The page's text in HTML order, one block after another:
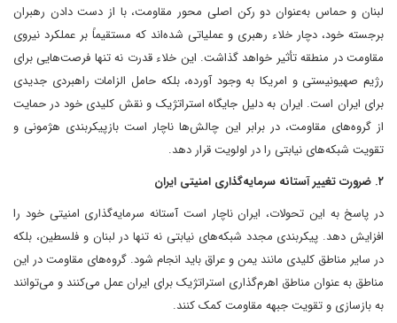
لبنان و حماس به‌عنوان دو رکن اصلی محور مقاومت، با از دست دادن رهبران
برجسته خود، دچار خلاء رهبری و عملیاتی شده‌اند که مستقیماً بر عملکرد نیروی
مقاومت در منطقه تأثیر خواهد گذاشت. این خلاء قدرت نه تنها فرصت‌هایی برای
رژیم صهیونیستی و امریکا به وجود آورده، بلکه حامل الزامات راهبردی جدیدی
برای ایران است. ایران به دلیل جایگاه استراتژیک و نقش کلیدی خود در حمایت
از گروه‌های مقاومت، در برابر این چالش‌ها ناچار است بازپیکربندی هژمونی و
تقویت شبکه‌های نیابتی را در اولویت قرار دهد.
۲. ضرورت تغییر آستانه سرمایه‌گذاری امنیتی ایران
در پاسخ به این تحولات، ایران ناچار است آستانه سرمایه‌گذاری امنیتی خود را
افزایش دهد. پیکربندی مجدد شبکه‌های نیابتی نه تنها در لبنان و فلسطین، بلکه
در سایر مناطق کلیدی مانند یمن و عراق ‌باید انجام شود. گروه‌های مقاومت در این
مناطق به عنوان مناطق اهرم‌گذاری استراتژیک برای ایران عمل می‌کنند و می‌توانند
به بازسازی و تقویت جبهه مقاومت کمک کنند.